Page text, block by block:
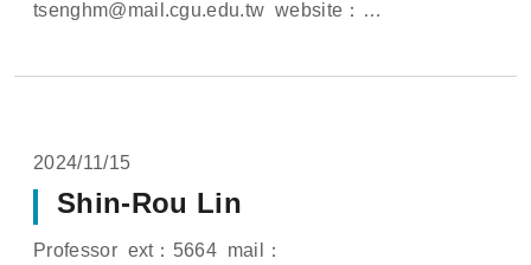
tsenghm@mail.cgu.edu.tw website：
website：https://pure.lib.cgu.edu.tw/en/persons...
2024/11/15
Shin-Rou Lin
Professor ext：5664 mail：